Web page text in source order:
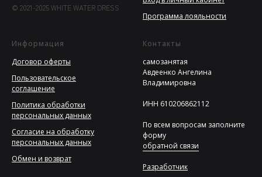
© 2021-2025 WHITE WATER DRESS
Программа лояльности
Информация
Договор оферты
Пользовательское
соглашение
Политика обработки
персональных данных
Согласие на обработку
персональных данных
Обмен и возврат
Контакты
самозанятая
Авдеенко Ангелина
Владимировна
ИНН 610206862112
По всем вопросам заполните
форму
обратной связи
Разработчик